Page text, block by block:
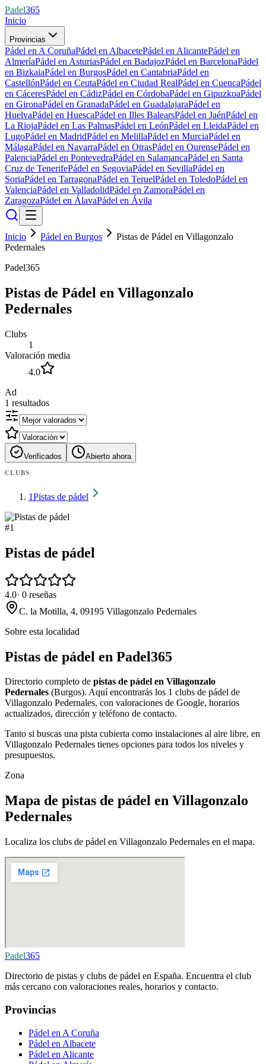
Padel365
Inicio
Provincias
Pádel en A CoruñaPádel en AlbacetePádel en AlicantePádel en
AlmeríaPádel en AsturiasPádel en BadajozPádel en BarcelonaPádel
en BizkaiaPádel en BurgosPádel en CantabriaPádel en
CastellónPádel en CeutaPádel en Ciudad RealPádel en CuencaPádel
en CáceresPádel en CádizPádel en CórdobaPádel en GipuzkoaPádel
en GironaPádel en GranadaPádel en GuadalajaraPádel en
HuelvaPádel en HuescaPádel en Illes BalearsPádel en JaénPádel en
La RiojaPádel en Las PalmasPádel en LeónPádel en LleidaPádel en
LugoPádel en MadridPádel en MelillaPádel en MurciaPádel en
MálagaPádel en NavarraPádel en OtrasPádel en OurensePádel en
PalenciaPádel en PontevedraPádel en SalamancaPádel en Santa
Cruz de TenerifePádel en SegoviaPádel en SevillaPádel en
SoriaPádel en TarragonaPádel en TeruelPádel en ToledoPádel en
ValenciaPádel en ValladolidPádel en ZamoraPádel en
ZaragozaPádel en ÁlavaPádel en Ávila
Inicio Pádel en Burgos
Pistas de Pádel en Villagonzalo
Pedernales
Padel365
Pistas de Pádel en Villagonzalo
Pedernales
Clubs
1
Valoración media
4.0
Ad
1 resultados
Verificados Abierto ahora
CLUBS
1Pistas de pádel
#1
Pistas de pádel
4.0· 0 reseñas
C. la Motilla, 4, 09195 Villagonzalo Pedernales
Sobre esta localidad
Pistas de pádel en Padel365
Directorio completo de pistas de pádel en Villagonzalo
Pedernales (Burgos). Aquí encontrarás los 1 clubs de pádel de
Villagonzalo Pedernales, con valoraciones de Google, horarios
actualizados, dirección y teléfono de contacto.
Tanto si buscas una pista cubierta como instalaciones al aire libre, en
Villagonzalo Pedernales tienes opciones para todos los niveles y
presupuestos.
Zona
Mapa de pistas de pádel en Villagonzalo
Pedernales
Localiza los clubs de pádel en Villagonzalo Pedernales en el mapa.
Padel365
Directorio de pistas y clubs de pádel en España. Encuentra el club
más cercano con valoraciones reales, horarios y contacto.
Provincias
Pádel en A Coruña
Pádel en Albacete
Pádel en Alicante